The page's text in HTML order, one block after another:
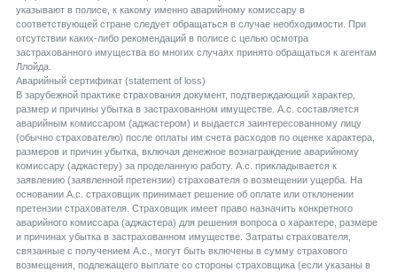
указывают в полисе, к какому именно аварийному комиссару в
соответствующей стране следует обращаться в случае необходимости. При
отсутствии каких-либо рекомендаций в полисе с целью осмотра
застрахованного имущества во многих случаях принято обращаться к агентам
Ллойда.
Aварийный сертификат (statement of loss)
В зарубежной практике страхования документ, подтверждающий характер,
размер и причины убытка в застрахованном имуществе. А.с. составляется
аварийным комиссаром (аджастером) и выдается заинтересованному лицу
(обычно страхователю) после оплаты им счета расходов по оценке характера,
размеров и причин убытка, включая денежное вознаграждение аварийному
комиссару (аджастеру) за проделанную работу. А.с. прикладывается к
заявлению (заявленной претензии) страхователя о возмещении ущерба. На
основании А.с. страховщик принимает решение об оплате или отклонении
претензии страхователя. Страховщик имеет право назначить конкретного
аварийного комиссара (аджастера) для решения вопроса о характере, размере
и причинах убытка в застрахованном имуществе. Затраты страхователя,
связанные с получением А.с., могут быть включены в сумму страхового
возмещения, подлежащего выплате со стороны страховщика (если указаны в